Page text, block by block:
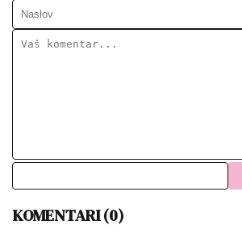
KOMENTARI (0)